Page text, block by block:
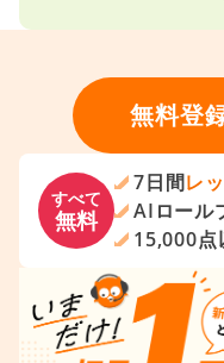
無料登
すべて
無料
7日間レ
AIロール
15,000点